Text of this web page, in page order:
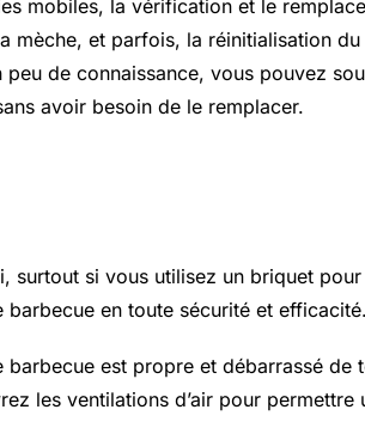
mobiles, la vérification et le
mèche, et parfois, la réinitialisation du
peu de connaissance, vous pouvez
avoir besoin de le remplacer.
surtout si vous utilisez un briquet pour
en toute sécurité et efficacité.
barbecue est propre et débarrassé de
les ventilations d’air pour permettre